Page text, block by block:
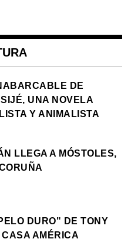
DE
UNA NOVELA
Y ANIMALISTA
LLEGA A MÓSTOLES,
DURO" DE TONY
CASA AMÉRICA